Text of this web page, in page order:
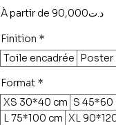
À partir de 90,000د.تPrix
Finition *
Toile encadrée Poster
Format *
XS 30*40 cm S 45*60
L 75*100 cm XL